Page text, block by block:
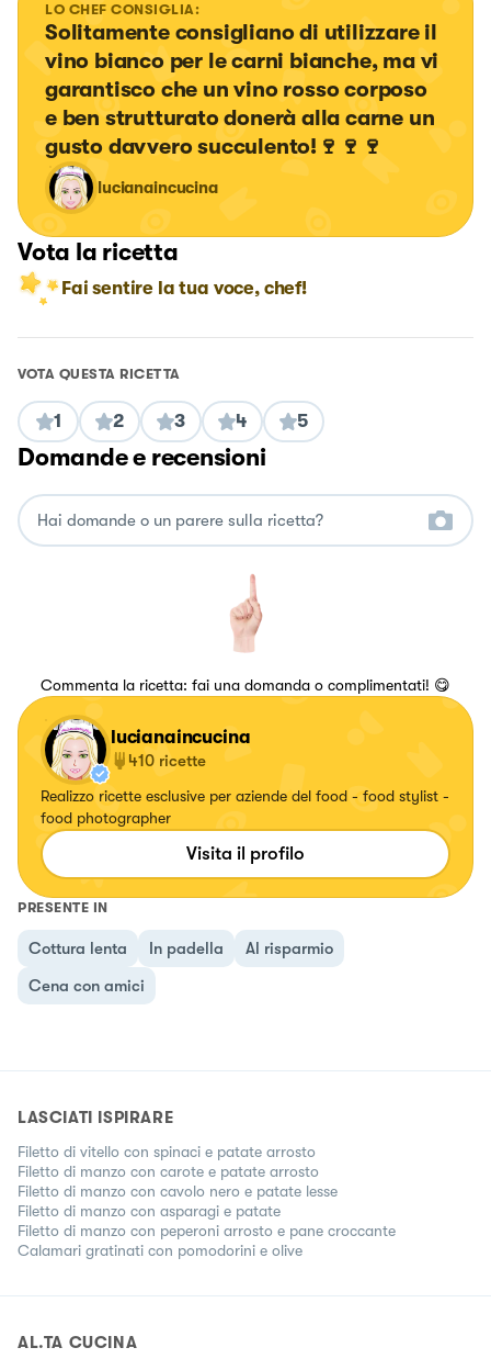
LO CHEF CONSIGLIA:
Solitamente consigliano di utilizzare il
vino bianco per le carni bianche, ma vi
garantisco che un vino rosso corposo
e ben strutturato donerà alla carne un
gusto davvero succulento!🍷🍷🍷
lucianaincucina
Vota la ricetta
Fai sentire la tua voce, chef!
VOTA QUESTA RICETTA
1 2 3 4 5
Domande e recensioni
Commenta la ricetta: fai una domanda o complimentati! 😋
lucianaincucina
410 ricette
Realizzo ricette esclusive per aziende del food - food stylist -
food photographer
Visita il profilo
PRESENTE IN
Cottura lenta In padella
Al risparmio
Cena con amici
LASCIATI ISPIRARE
Filetto di vitello con spinaci e patate arrosto
Filetto di manzo con carote e patate arrosto
Filetto di manzo con cavolo nero e patate lesse
Filetto di manzo con asparagi e patate
Filetto di manzo con peperoni arrosto e pane croccante
Calamari gratinati con pomodorini e olive
AL.TA CUCINA